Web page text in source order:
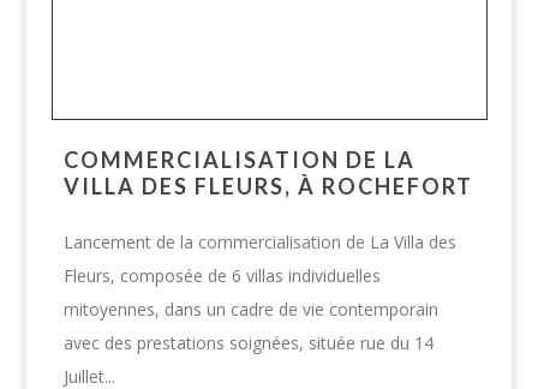
COMMERCIALISATION DE LA
VILLA DES FLEURS, À ROCHEFORT
Lancement de la commercialisation de La Villa des
Fleurs, composée de 6 villas individuelles
mitoyennes, dans un cadre de vie contemporain
avec des prestations soignées, située rue du 14
Juillet...